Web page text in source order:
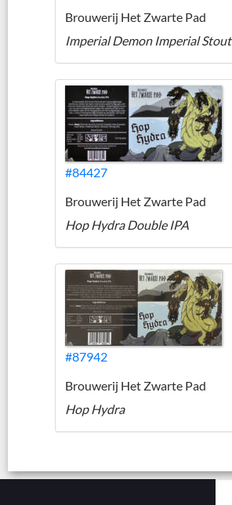
Brouwerij Het Zwarte Pad
Imperial Demon Imperial Stout
#84427
Brouwerij Het Zwarte Pad
Hop Hydra Double IPA
#87942
Brouwerij Het Zwarte Pad
Hop Hydra